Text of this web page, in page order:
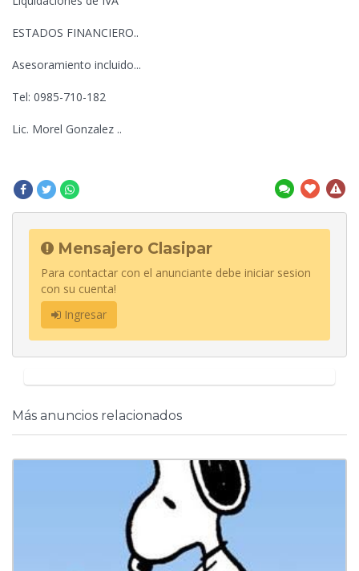
ESTADOS FINANCIERO..
Asesoramiento incluido...
Tel: 0985-710-182
Lic. Morel Gonzalez ..
Mensajero Clasipar
Para contactar con el anunciante debe iniciar sesion
con su cuenta!
Ingresar
Más anuncios relacionados